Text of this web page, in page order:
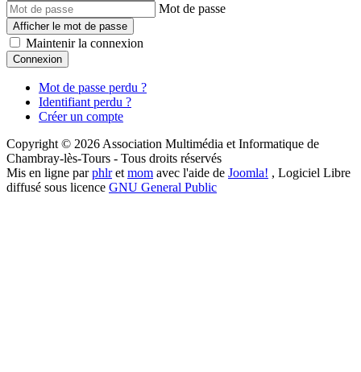
Mot de passe
Afficher le mot de passe
Maintenir la connexion
Connexion
Mot de passe perdu ?
Identifiant perdu ?
Créer un compte
Copyright © 2026 Association Multimédia et Informatique de
Chambray-lès-Tours - Tous droits réservés
Mis en ligne parphlret mom avec l'aide de Joomla! , Logiciel Libre
diffusé sous licence GNU General Public